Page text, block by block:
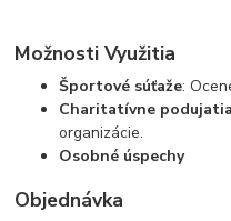
Možnosti Využitia
Športové súťaže:
Charitatívne
organizácie.
Osobné úspechy
Objednávka